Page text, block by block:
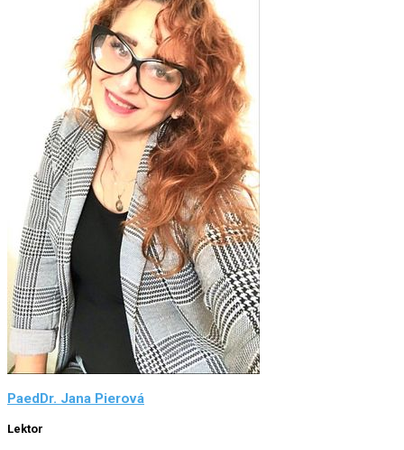
PaedDr. Jana Pierová
Lektor